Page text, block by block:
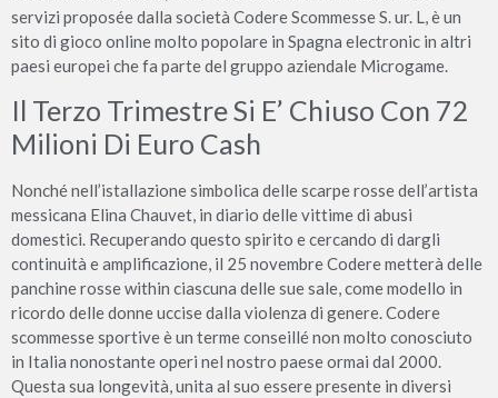
servizi proposée dalla società Codere Scommesse S. ur. L, è un
sito di gioco online molto popolare in Spagna electronic in altri
paesi europei che fa parte del gruppo aziendale Microgame.
Il Terzo Trimestre Si E’ Chiuso Con 72
Milioni Di Euro Cash
Nonché nell’istallazione simbolica delle scarpe rosse dell’artista
messicana Elina Chauvet, in diario delle vittime di abusi
domestici. Recuperando questo spirito e cercando di dargli
continuità e amplificazione, il 25 novembre Codere metterà delle
panchine rosse within ciascuna delle sue sale, come modello in
ricordo delle donne uccise dalla violenza di genere. Codere
scommesse sportive è un terme conseillé non molto conosciuto
in Italia nonostante operi nel nostro paese ormai dal 2000.
Questa sua longevità, unita al suo essere presente in diversi